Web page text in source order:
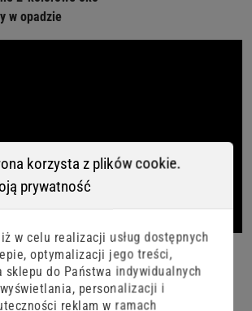
korzysta z plików cookie.
prywatność
w celu realizacji usług dostępnych
optymalizacji jego treści,
sklepu do Państwa indywidualnych
personalizacji i
reklam w ramach
w opadzie